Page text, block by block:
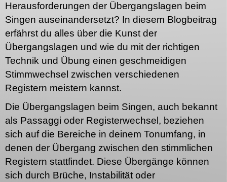
Herausforderungen der Übergangslagen beim
Singen auseinandersetzt? In diesem Blogbeitrag
erfährst du alles über die Kunst der
Übergangslagen und wie du mit der richtigen
Technik und Übung einen geschmeidigen
Stimmwechsel zwischen verschiedenen
Registern meistern kannst.
Die Übergangslagen beim Singen, auch bekannt
als Passaggi oder Registerwechsel, beziehen
sich auf die Bereiche in deinem Tonumfang, in
denen der Übergang zwischen den stimmlichen
Registern stattfindet. Diese Übergänge können
sich durch Brüche, Instabilität oder